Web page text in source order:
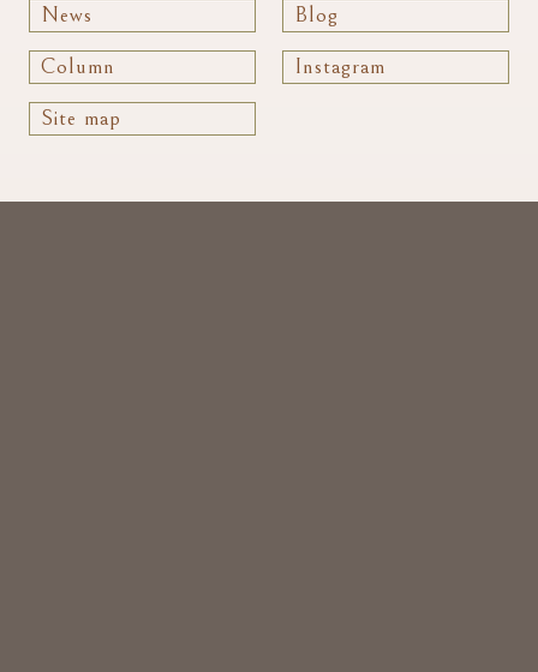
News Blog
Column Instagram
Site map